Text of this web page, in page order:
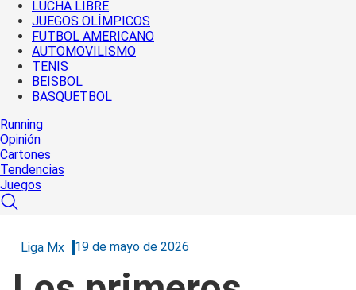
LUCHA LIBRE
JUEGOS OLÍMPICOS
FUTBOL AMERICANO
AUTOMOVILISMO
TENIS
BEISBOL
BASQUETBOL
Running
Opinión
Cartones
Tendencias
Juegos
Liga Mx 19 de mayo de 2026